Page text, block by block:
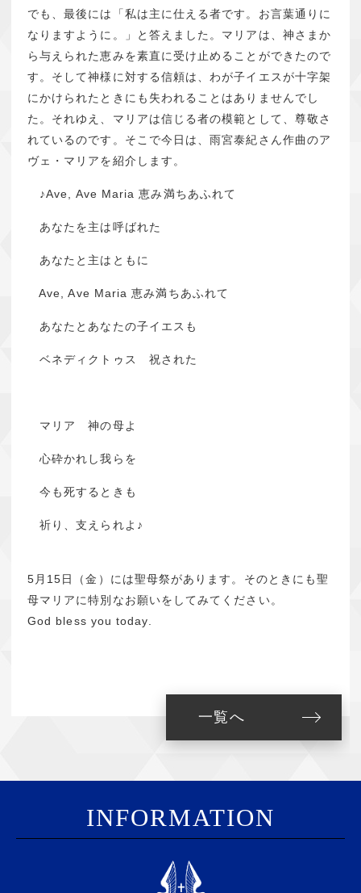
でも、最後には「私は主に仕える者です。お言葉通りに
なりますように。」と答えました。マリアは、神さまか
ら与えられた恵みを素直に受け止めることができたので
す。そして神様に対する信頼は、わが子イエスが十字架
にかけられたときにも失われることはありませんでし
た。それゆえ、マリアは信じる者の模範として、尊敬さ
れているのです。そこで今日は、雨宮泰紀さん作曲のア
ヴェ・マリアを紹介します。
♪Ave, Ave Maria 恵み満ちあふれて
あなたを主は呼ばれた
あなたと主はともに
Ave, Ave Maria 恵み満ちあふれて
あなたとあなたの子イエスも
ベネディクトゥス 祝された
マリア 神の母よ
心砕かれし我らを
今も死するときも
祈り、支えられよ♪
5月15日（金）には聖母祭があります。そのときにも聖
母マリアに特別なお願いをしてみてください。
God bless you today.
一覧へ
INFORMATION